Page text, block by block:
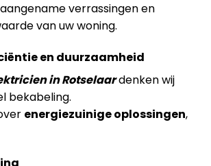
verrassingen en
van uw woning.
en duurzaamheid
in Rotselaardenken wij
bekabeling.
energiezuinige oplossingen,